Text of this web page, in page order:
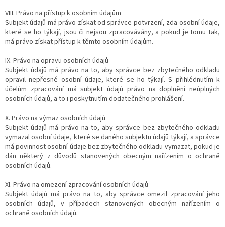
VIII. Právo na přístup k osobním údajům
Subjekt údajů má právo získat od správce potvrzení, zda osobní údaje,
které se ho týkají, jsou či nejsou zpracovávány, a pokud je tomu tak,
má právo získat přístup k těmto osobním údajům.
IX. Právo na opravu osobních údajů
Subjekt údajů má právo na to, aby správce bez zbytečného odkladu
opravil nepřesné osobní údaje, které se ho týkají. S přihlédnutím k
účelům zpracování má subjekt údajů právo na doplnění neúplných
osobních údajů, a to i poskytnutím dodatečného prohlášení.
X. Právo na výmaz osobních údajů
Subjekt údajů má právo na to, aby správce bez zbytečného odkladu
vymazal osobní údaje, které se daného subjektu údajů týkají, a správce
má povinnost osobní údaje bez zbytečného odkladu vymazat, pokud je
dán některý z důvodů stanovených obecným nařízením o ochraně
osobních údajů.
XI. Právo na omezení zpracování osobních údajů
Subjekt údajů má právo na to, aby správce omezil zpracování jeho
osobních údajů, v případech stanovených obecným nařízením o
ochraně osobních údajů.